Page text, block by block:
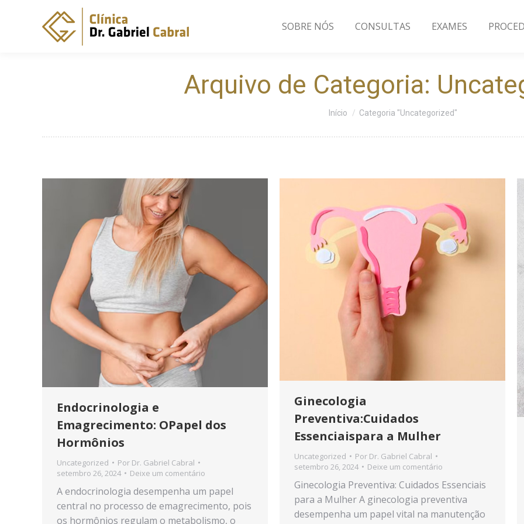
SOBRE NÓS CONSULTAS EXAMES
Arquivo de Categoria:
Você está aqui:
Início Categoria "Uncategorized"
Endocrinologia e
Emagrecimento: OPapel dos
Hormônios
Uncategorized Por Dr. Gabriel Cabral
setembro 26, 2024
Deixe um comentário
A endocrinologia desempenha um papel
central no processo de emagrecimento, pois
os hormônios regulam o metabolismo, o
Ginecologia
Preventiva:Cuidados
Essenciaispara a Mulher
Uncategorized Por Dr. Gabriel Cabral
setembro 26, 2024
Deixe um comentário
Ginecologia Preventiva: Cuidados Essenciais
para a Mulher A ginecologia preventiva
desempenha um papel vital na manutenção